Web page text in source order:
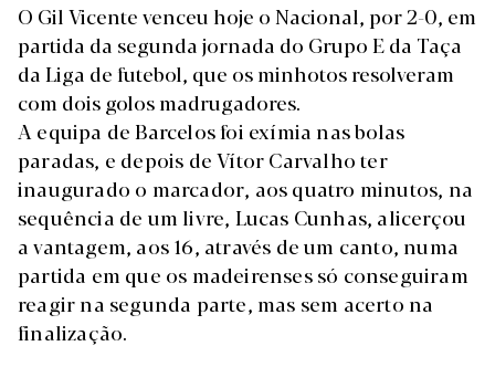
O Gil Vicente venceu hoje o Nacional, por 2-0, em
partida da segunda jornada do Grupo E da Taça
da Liga de futebol, que os minhotos resolveram
com dois golos madrugadores.
A equipa de Barcelos foi exímia nas bolas
paradas, e depois de Vítor Carvalho ter
inaugurado o marcador, aos quatro minutos, na
sequência de um livre, Lucas Cunhas, alicerçou
a vantagem, aos 16, através de um canto, numa
partida em que os madeirenses só conseguiram
reagir na segunda parte, mas sem acerto na
finalização.